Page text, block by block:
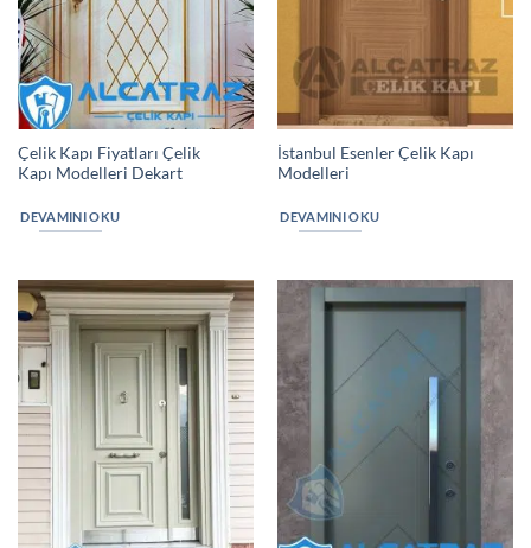
Çelik Kapı Fiyatları Çelik
Kapı Modelleri Dekart
DEVAMINI OKU
İstanbul Esenler Çelik Kapı
Modelleri
DEVAMINI OKU